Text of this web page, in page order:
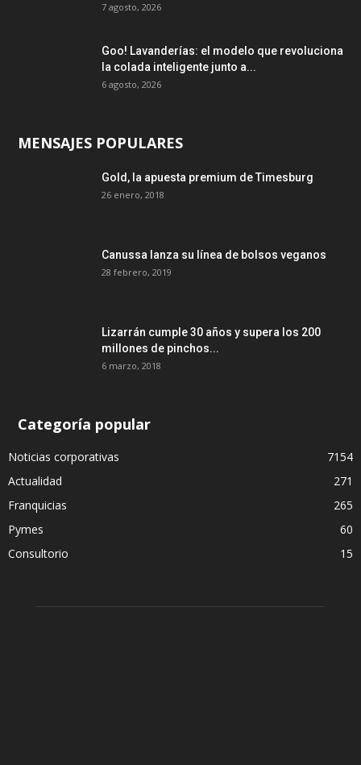
7 agosto, 2026
Goo! Lavanderías: el modelo que revoluciona
la colada inteligente junto a...
6 agosto, 2026
MENSAJES POPULARES
Gold, la apuesta premium de Timesburg
26 enero, 2018
Canussa lanza su línea de bolsos veganos
28 febrero, 2019
Lizarrán cumple 30 años y supera los 200
millones de pinchos...
6 marzo, 2018
Categoría popular
Noticias corporativas
7154
Actualidad
271
Franquicias
265
Pymes
60
Consultorio
15